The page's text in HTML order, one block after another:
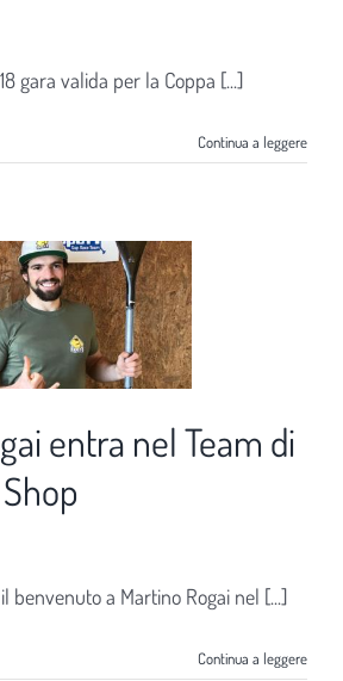
gara valida per la Coppa [...]
Continua a leggere
entra nel Team di
benvenuto a Martino Rogai nel [...]
Continua a leggere